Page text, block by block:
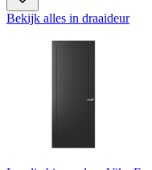
Bekijk alles in draaideur